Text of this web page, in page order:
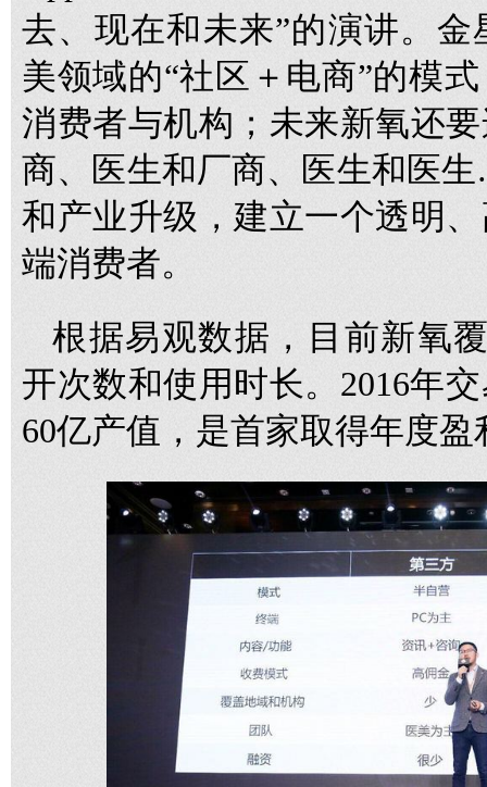
去、现在和未来”的演讲。
美领域的“社区＋电商”的模
消费者与机构；未来新氧还
商、医生和厂商、医生和医
和产业升级，建立一个透明
端消费者。
根据易观数据，目前新氧
开次数和使用时长。2016年
60亿产值，是首家取得年度